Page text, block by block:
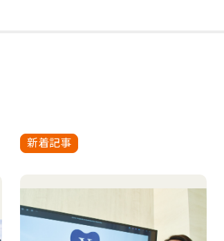
新着記事